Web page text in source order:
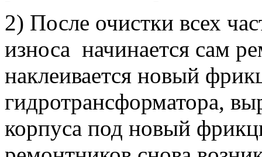
2) После очистки всех
износа начинается сам
наклеивается новый
гидротрансформатора,
корпуса под новый